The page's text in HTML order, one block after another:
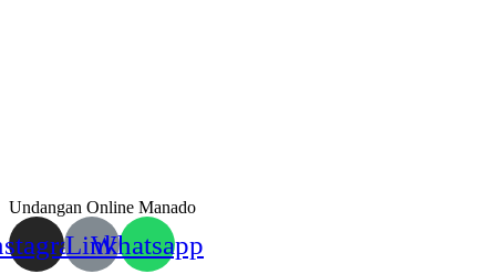
Undangan Online Manado
LinkWhatsapp